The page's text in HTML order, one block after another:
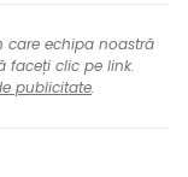
care echipa noastră
faceți clic pe link.
publicitate.